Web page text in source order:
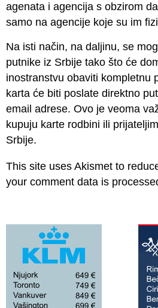
agenata i agencija s obzirom
samo na agencije koje su im
Na isti način, na daljinu, se
putnike iz Srbije tako što će
inostranstvu obaviti kompletnu
karta će biti poslate direktno
email adrese. Ovo je veoma
kupuju karte rodbini ili
Srbije.
This site uses Akismet to
your comment data is